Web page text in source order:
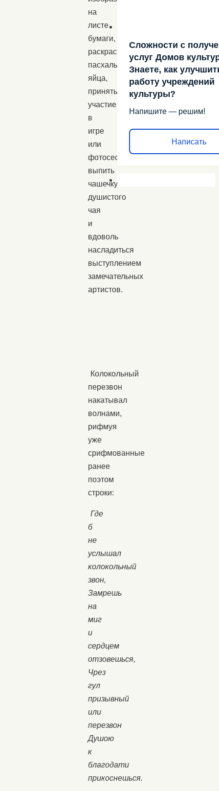
на
листе
бумаги,
раскрасить
пасхальные
яйца,
принять
участие
в
игре
или
фотосессии,
выпить
чашечку
душистого
чая
и
вдоволь
насладиться
выступлением
замечательных
артистов.
Колокольный
перезвон
накатывал
волнами,
рифмуя
уже
срифмованные
ранее
поэтом
строки:
Где
б
не
услышал
колокольный
звон,
Замрешь
на
миг
и
сердцем
отзовешься,
Чрез
гул
призывный
или
перезвон
Душою
к
благодати
прикоснешься.
Сложности с
услуг Домов
Знаете, как
работу учреждений
культуры?
Напишите — решим!
Написать